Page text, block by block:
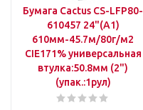
Бумага Cactus CS-LFP80-
610457 24"(A1)
610мм-45.7м/80г/м2
CIE171% универсальная
втулка:50.8мм (2")
(упак.:1рул)